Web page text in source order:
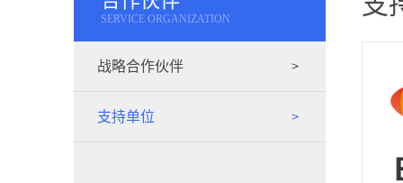
SERVICE ORGANIZATION
战略合作伙伴
支持单位